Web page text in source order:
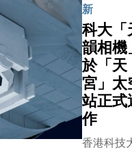
新
科大「
韻相機
於「天
宮」太
站正式
作
香港科技